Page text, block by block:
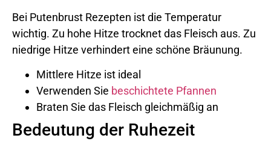
Bei Putenbrust Rezepten ist die Temperatur
wichtig. Zu hohe Hitze trocknet das Fleisch aus. Zu
niedrige Hitze verhindert eine schöne Bräunung.
Mittlere Hitze ist ideal
Verwenden Sie beschichtete Pfannen
Braten Sie das Fleisch gleichmäßig an
Bedeutung der Ruhezeit